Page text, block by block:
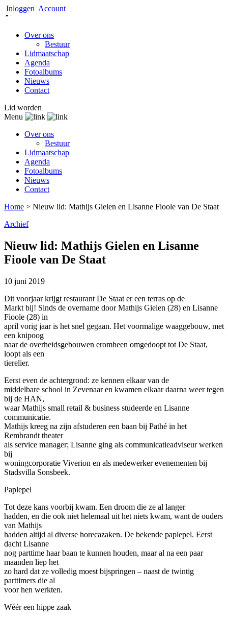
Inloggen Account
Over ons
Bestuur
Lidmaatschap
Agenda
Fotoalbums
Nieuws
Contact
Lid worden
Menu
Over ons
Bestuur
Lidmaatschap
Agenda
Fotoalbums
Nieuws
Contact
Home > Nieuw lid: Mathijs Gielen en Lisanne Fioole van De Staat
Archief
Nieuw lid: Mathijs Gielen en Lisanne
Fioole van De Staat
10 juni 2019
Dit voorjaar krijgt restaurant De Staat er een terras op de
Markt bij! Sinds de overname door Mathijs Gielen (28) en Lisanne
Fioole (28) in
april vorig jaar is het snel gegaan. Het voormalige waaggebouw, met
een knipoog
naar de overheidsgebouwen eromheen omgedoopt tot De Staat,
loopt als een
tierelier.
Eerst even de achtergrond: ze kennen elkaar van de
middelbare school in Zevenaar en kwamen elkaar daarna weer tegen
bij de HAN,
waar Mathijs small retail & business studeerde en Lisanne
communicatie.
Mathijs kreeg na zijn afstuderen een baan bij Pathé in het
Rembrandt theater
als service manager; Lisanne ging als communicatieadviseur werken
bij
woningcorporatie Viverion en als medewerker evenementen bij
Stadsvilla Sonsbeek.
Paplepel
Tot deze kans voorbij kwam. Een droom die ze al langer
hadden, en die ook niet helemaal uit het niets kwam, want de ouders
van Mathijs
hadden altijd al diverse horecazaken. De bekende paplepel. Eerst
dacht Lisanne
nog parttime haar baan te kunnen houden, maar al na een paar
maanden liep het
zo hard dat ze volledig moest bijspringen – naast de twintig
parttimers die al
voor hen werkten.
Wéér een hippe zaak